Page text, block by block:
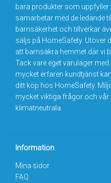
bara produkter som uppfyller
samarbetar med de ledande
barnsäkerhet och tillverkar
säljs på HomeSafety. Utöver
att barnsäkra hemmet där vi
Tack vare eget varulager
mycket erfaren kundtjänst
ditt köp hos HomeSafety.
mycket viktiga frågor och vår
klimatneutrala.
Information
Mina sidor
FAQ